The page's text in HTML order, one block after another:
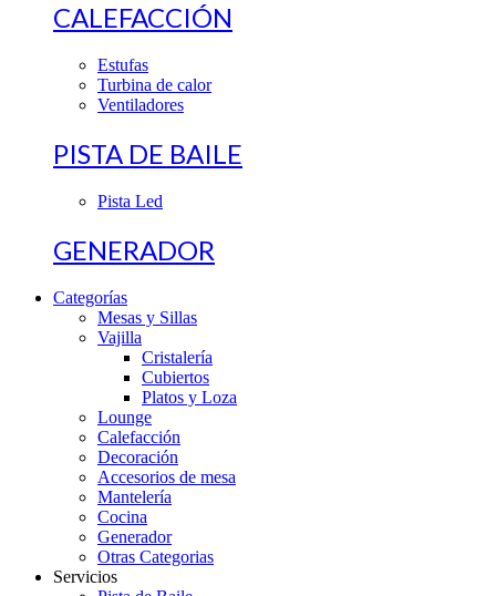
CALEFACCIÓN
Estufas
Turbina de calor
Ventiladores
PISTA DE BAILE
Pista Led
GENERADOR
Categorías
Mesas y Sillas
Vajilla
Cristalería
Cubiertos
Platos y Loza
Lounge
Calefacción
Decoración
Accesorios de mesa
Mantelería
Cocina
Generador
Otras Categorias
Servicios